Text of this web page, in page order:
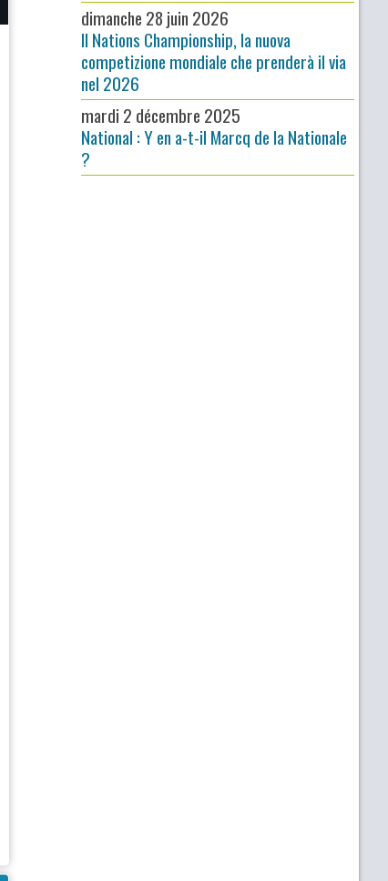
dimanche 28 juin 2026
Il Nations Championship, la nuova
competizione mondiale che prenderà il via
nel 2026
mardi 2 décembre 2025
National : Y en a-t-il Marcq de la Nationale
?